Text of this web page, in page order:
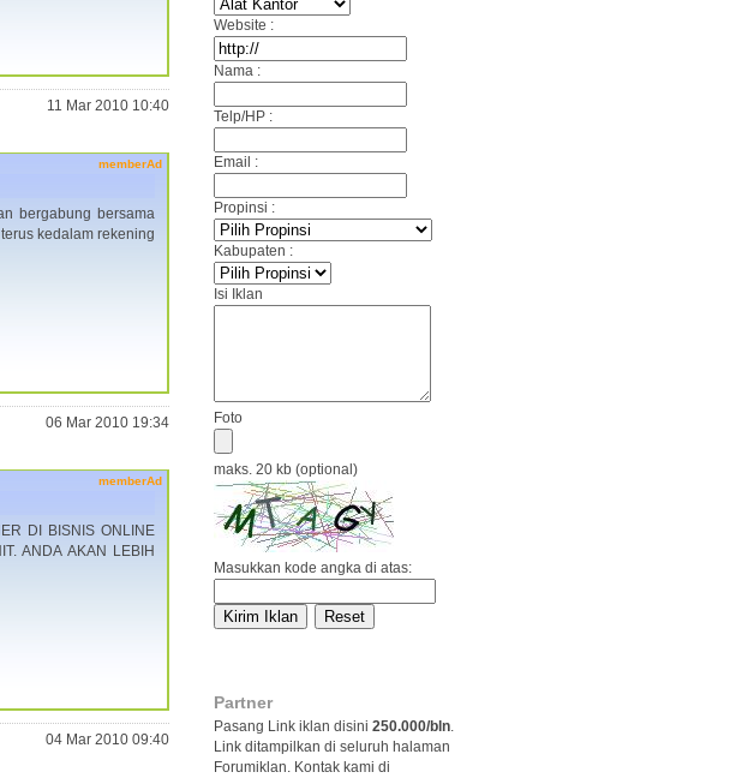
Website :
Nama :
Telp/HP :
Email :
Propinsi :
Kabupaten :
Isi Iklan
Foto
maks. 20 kb (optional)
Masukkan kode angka di atas:
Partner
Pasang Link iklan disini 250.000/bln.
Link ditampilkan di seluruh halaman
Forumiklan. Kontak kami di
11 Mar 2010 10:40
memberAd
bergabung bersama
kedalam rekening
06 Mar 2010 19:34
memberAd
DI BISNIS ONLINE
ANDA AKAN LEBIH
04 Mar 2010 09:40